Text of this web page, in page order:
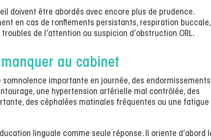
doivent être abordés avec encore plus de prudence.
en cas de ronflements persistants, respiration buccale,
troubles de l’attention ou suspicion d’obstruction ORL.
au cabinet
importante en journée, des
une hypertension artérielle mal contrôlée, des
des céphalées matinales fréquentes ou une fatigue
linguale comme seule réponse. Il oriente d’abord